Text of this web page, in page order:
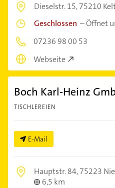
Dieselstr. 15,75210
Geschlossen –Öffnet
07236 98 00 53
Webseite
Boch Karl-Heinz
TISCHLEREIEN
E-Mail
Hauptstr. 84,75223
6,5 km